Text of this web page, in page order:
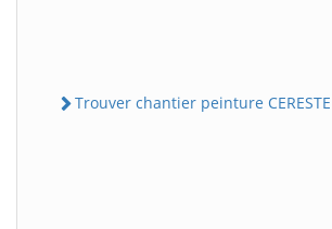
Trouver chantier peinture CERESTE